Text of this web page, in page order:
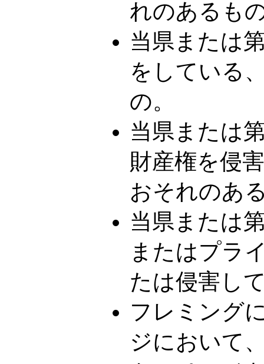
れのあるも
当県または
をしている
の。
当県または
財産権を侵
おそれのあ
当県または
またはプラ
たは侵害し
フレミング
ジにおいて